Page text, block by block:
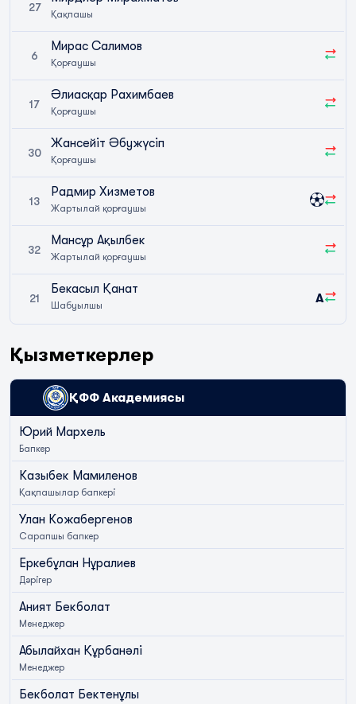
27
Қақпашы
6
Мирас Салимов
Қорғаушы
17
Әлиасқар Рахимбаев
Қорғаушы
30
Жансейіт Әбужүсіп
Қорғаушы
13
Радмир Хизметов
Жартылай қорғаушы
32
Мансұр Ақылбек
Жартылай қорғаушы
21
Бекасыл Қанат
Шабуылшы A
Қызметкерлер
ҚФФ Академиясы
Юрий Мархель
Бапкер
Казыбек Мамиленов
Қақпашылар бапкері
Улан Кожабергенов
Сарапшы бапкер
Еркебұлан Нұралиев
Дәрігер
Аният Бекболат
Менеджер
Абылайхан Құрбанәлі
Менеджер
Бекболат Бектенұлы